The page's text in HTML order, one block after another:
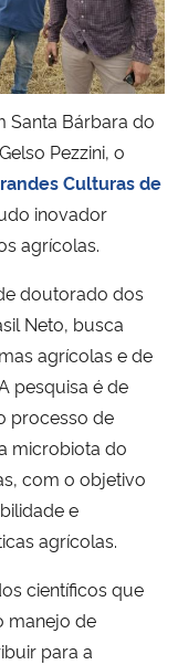
Santa Bárbara do
Pezzini, o
Culturas de
inovador
agrícolas.
doutorado dos
Neto, busca
agrícolas e de
pesquisa é de
processo de
microbiota do
com o objetivo
e
agrícolas.
científicos que
manejo de
para a